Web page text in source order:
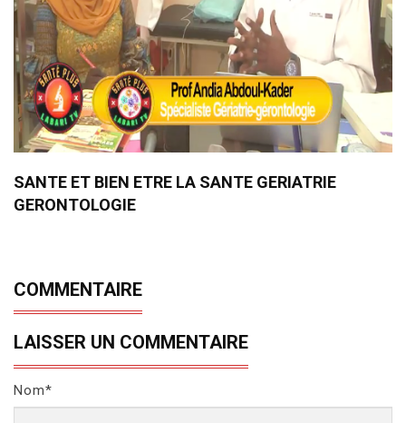
SANTE ET BIEN ETRE LA SANTE GERIATRIE
GERONTOLOGIE
COMMENTAIRE
LAISSER UN COMMENTAIRE
Nom*